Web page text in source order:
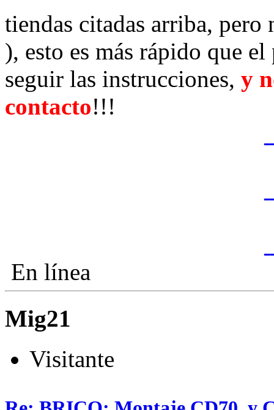
tiendas citadas arriba,
), esto es más rápido que
seguir las instrucciones, y
contacto!!!
En línea
Mig21
Visitante